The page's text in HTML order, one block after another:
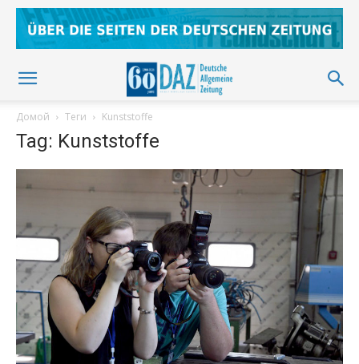
Домой Теги Kunststoffe
Tag: Kunststoffe